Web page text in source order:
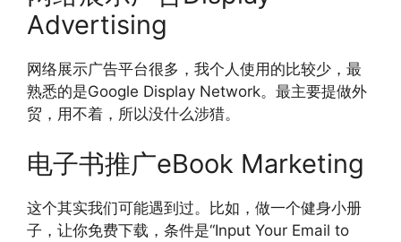
Advertising
网络展示广告平台很多，我个人使用的比较少，最
熟悉的是Google Display Network。最主要提做外
贸，用不着，所以没什么涉猎。
电子书推广eBook Marketing
这个其实我们可能遇到过。比如，做一个健身小册
子，让你免费下载，条件是“Input Your Email to